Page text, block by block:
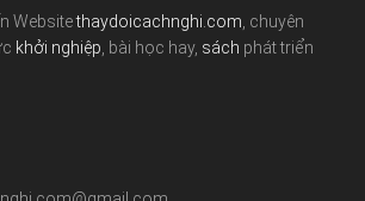
Websitethaydoicachnghi.com , chuyên
khởi nghiệp , bài học hay, sách phát triển